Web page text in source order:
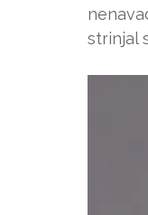
strinjal